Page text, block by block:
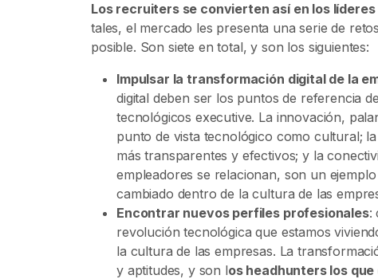
Los recruiters se convierten así en los
tales, el mercado les presenta una serie de
posible. Son siete en total, y son los siguientes:
Impulsar la transformación digital de la
digital deben ser los puntos de referencia
tecnológicos executive. La innovación,
punto de vista tecnológico como cultural;
más transparentes y efectivos; y la
empleadores se relacionan, son un
cambiado dentro de la cultura de las
Encontrar nuevos perfiles profesionales:
revolución tecnológica que estamos
la cultura de las empresas. La
y aptitudes, y son los headhunters los